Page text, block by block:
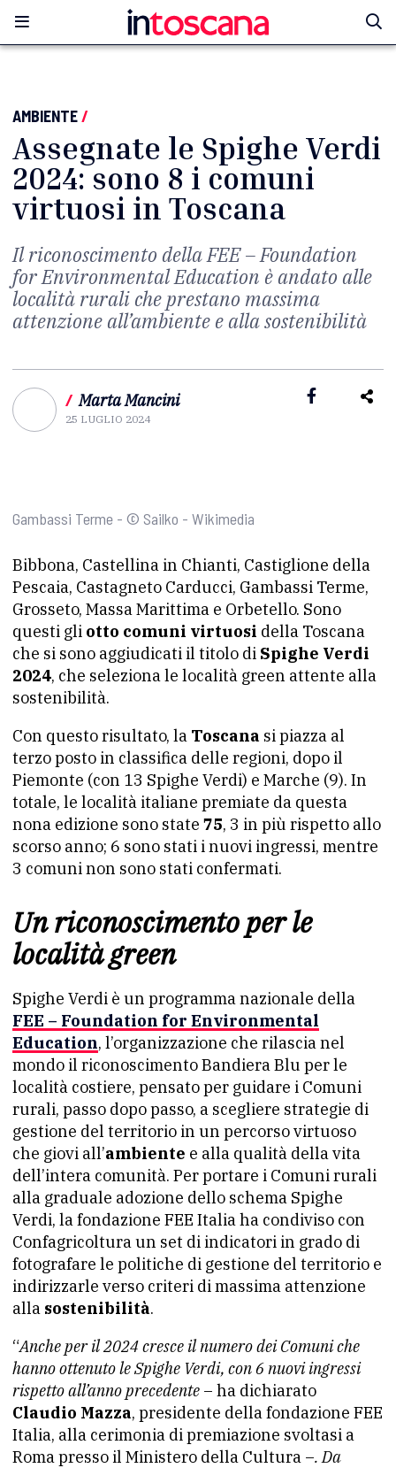
AMBIENTE/
Assegnate le Spighe Verdi
2024: sono 8 i comuni
virtuosi in Toscana
Il riconoscimento della FEE – Foundation
for Environmental Education è andato alle
località rurali che prestano massima
attenzione all’ambiente e alla sostenibilità
/ Marta Mancini
25 LUGLIO 2024
Gambassi Terme - © Sailko - Wikimedia
Bibbona, Castellina in Chianti, Castiglione della
Pescaia, Castagneto Carducci, Gambassi Terme,
Grosseto, Massa Marittima e Orbetello. Sono
questi gli otto comuni virtuosi della Toscana
che si sono aggiudicati il titolo di Spighe Verdi
2024, che seleziona le località green attente alla
sostenibilità.
Con questo risultato, la Toscana si piazza al
terzo posto in classifica delle regioni, dopo il
Piemonte (con 13 Spighe Verdi) e Marche (9). In
totale, le località italiane premiate da questa
nona edizione sono state 75, 3 in più rispetto allo
scorso anno; 6 sono stati i nuovi ingressi, mentre
3 comuni non sono stati confermati.
Un riconoscimento per le
località green
Spighe Verdi è un programma nazionale della
FEE – Foundation for Environmental
Education, l’organizzazione che rilascia nel
mondo il riconoscimento Bandiera Blu per le
località costiere, pensato per guidare i Comuni
rurali, passo dopo passo, a scegliere strategie di
gestione del territorio in un percorso virtuoso
che giovi all’ambiente e alla qualità della vita
dell’intera comunità. Per portare i Comuni rurali
alla graduale adozione dello schema Spighe
Verdi, la fondazione FEE Italia ha condiviso con
Confagricoltura un set di indicatori in grado di
fotografare le politiche di gestione del territorio e
indirizzarle verso criteri di massima attenzione
alla sostenibilità.
“Anche per il 2024 cresce il numero dei Comuni che
hanno ottenuto le Spighe Verdi, con 6 nuovi ingressi
rispetto all’anno precedente – ha dichiarato
Claudio Mazza, presidente della fondazione FEE
Italia, alla cerimonia di premiazione svoltasi a
Roma presso il Ministero della Cultura –. Da